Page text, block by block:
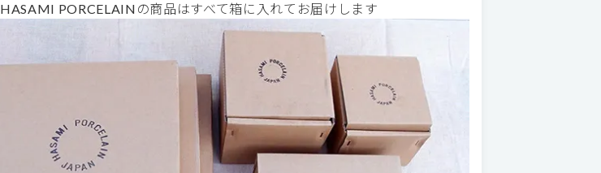
HASAMI PORCELAINの商品はすべて箱に入れてお届けします